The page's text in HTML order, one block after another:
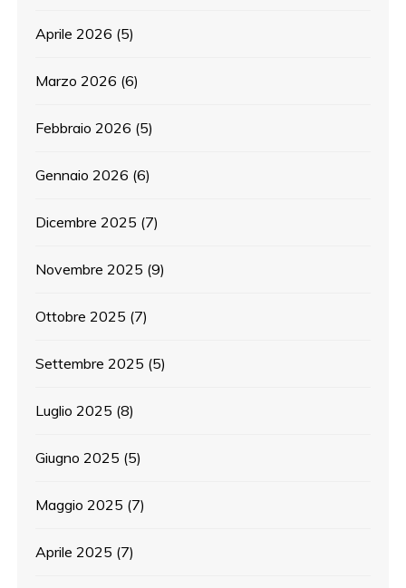
Aprile 2026 (5)
Marzo 2026 (6)
Febbraio 2026 (5)
Gennaio 2026 (6)
Dicembre 2025 (7)
Novembre 2025 (9)
Ottobre 2025 (7)
Settembre 2025 (5)
Luglio 2025 (8)
Giugno 2025 (5)
Maggio 2025 (7)
Aprile 2025 (7)